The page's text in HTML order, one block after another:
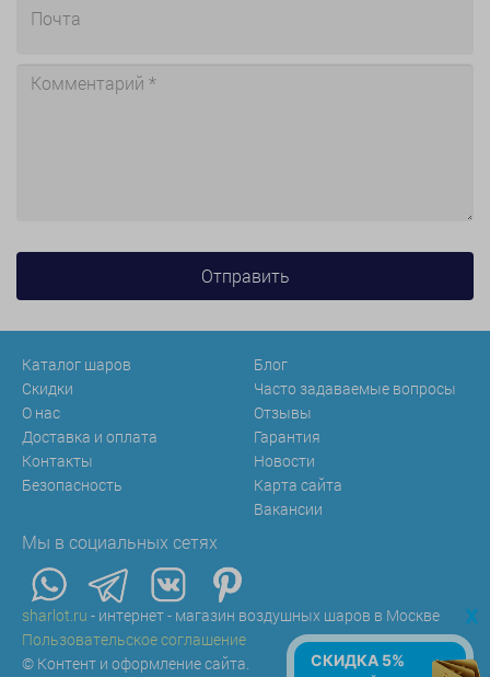
Каталог шаров
Скидки
О нас
Доставка и оплата
Контакты
Безопасность
Блог
Часто задаваемые вопросы
Отзывы
Гарантия
Новости
Карта сайта
Вакансии
Мы в социальных сетях
sharlot.ru - интернет - магазин воздушных шаров в Москве
Пользовательское соглашение
© Контент и оформление сайта.
x
СКИДКА 5%